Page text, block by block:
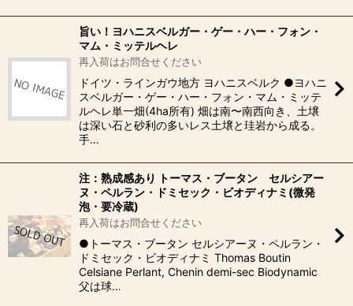
旨い！ヨハニスベルガー・ゲー・ハー・フォン・
マム・ミッテルヘレ
再入荷はお問合せください
ドイツ・ラインガウ地方 ヨハニスベルク ●ヨハニ
スベルガー・ゲー・ハー・フォン・マム・ミッテ
ルヘレ単一畑(4ha所有) 畑は南〜南西向き、土壌
は深い石と砂利の多いレス土壌と珪岩から成る。
手…
注：熟成感あり トーマス・ブータン セルシアー
ヌ・ペルラン・ドミセック・ビオディナミ(微発
泡・要冷蔵)
再入荷はお問合せください
●トーマス・ブータン セルシアーヌ・ペルラン・
ドミセック・ビオディナミ Thomas Boutin
Celsiane Perlant, Chenin demi-sec Biodynamic
父は球…